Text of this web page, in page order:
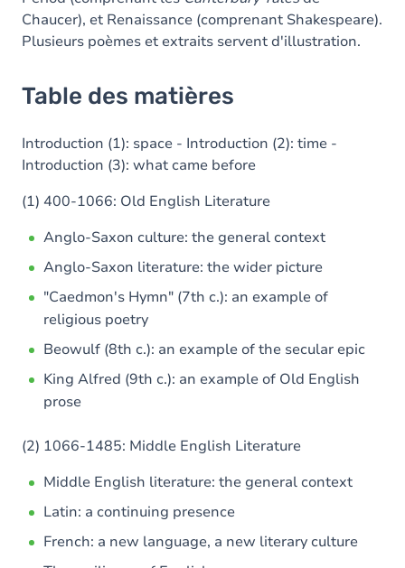
Chaucer), et Renaissance (comprenant Shakespeare).
Plusieurs poèmes et extraits servent d'illustration.
Table des matières
Introduction (1): space - Introduction (2): time -
Introduction (3): what came before
(1) 400-1066: Old English Literature
Anglo-Saxon culture: the general context
Anglo-Saxon literature: the wider picture
"Caedmon's Hymn" (7th c.): an example of
religious poetry
Beowulf (8th c.): an example of the secular epic
King Alfred (9th c.): an example of Old English
prose
(2) 1066-1485: Middle English Literature
Middle English literature: the general context
Latin: a continuing presence
French: a new language, a new literary culture